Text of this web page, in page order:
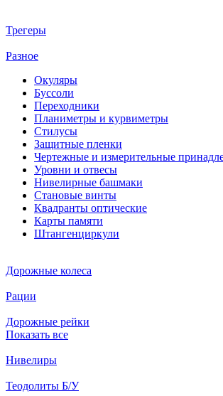
Трегеры
Разное
Окуляры
Буссоли
Переходники
Планиметры и курвиметры
Стилусы
Защитные пленки
Чертежные и измерительные
Уровни и отвесы
Нивелирные башмаки
Становые винты
Квадранты оптические
Карты памяти
Штангенциркули
Дорожные колеса
Рации
Дорожные рейки
Показать все
Нивелиры
Теодолиты Б/У